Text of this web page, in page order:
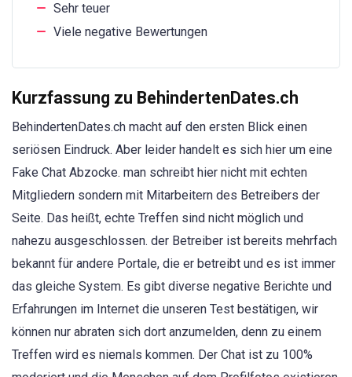
Sehr teuer
Viele negative Bewertungen
Kurzfassung zu BehindertenDates.ch
BehindertenDates.ch macht auf den ersten Blick einen
seriösen Eindruck. Aber leider handelt es sich hier um eine
Fake Chat Abzocke. man schreibt hier nicht mit echten
Mitgliedern sondern mit Mitarbeitern des Betreibers der
Seite. Das heißt, echte Treffen sind nicht möglich und
nahezu ausgeschlossen. der Betreiber ist bereits mehrfach
bekannt für andere Portale, die er betreibt und es ist immer
das gleiche System. Es gibt diverse negative Berichte und
Erfahrungen im Internet die unseren Test bestätigen, wir
können nur abraten sich dort anzumelden, denn zu einem
Treffen wird es niemals kommen. Der Chat ist zu 100%